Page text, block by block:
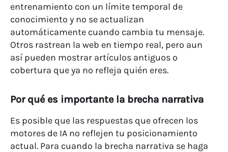
entrenamiento con un límite temporal de
conocimiento y no se actualizan
automáticamente cuando cambia tu mensaje.
Otros rastrean la web en tiempo real, pero aun
así pueden mostrar artículos antiguos o
cobertura que ya no refleja quién eres.
Por qué es importante la brecha narrativa
Es posible que las respuestas que ofrecen los
motores de IA no reflejen tu posicionamiento
actual. Para cuando la brecha narrativa se haga